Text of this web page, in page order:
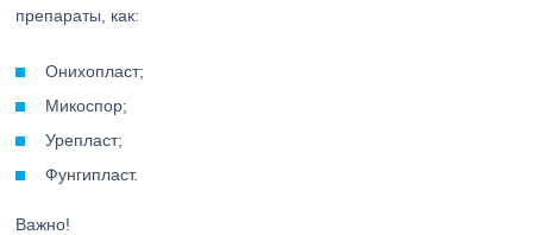
препараты, как:
Онихопласт;
Микоспор;
Урепласт;
Фунгипласт.
Важно!